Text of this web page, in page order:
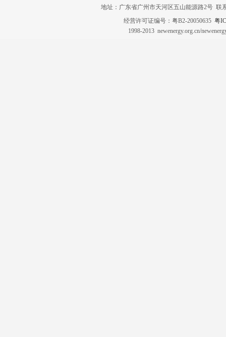
地址：广东省广州市天河区五山能源路2号 联
经营许可证编号：粤B2-20050635 粤
1998-2013 newenergy.org.cn/